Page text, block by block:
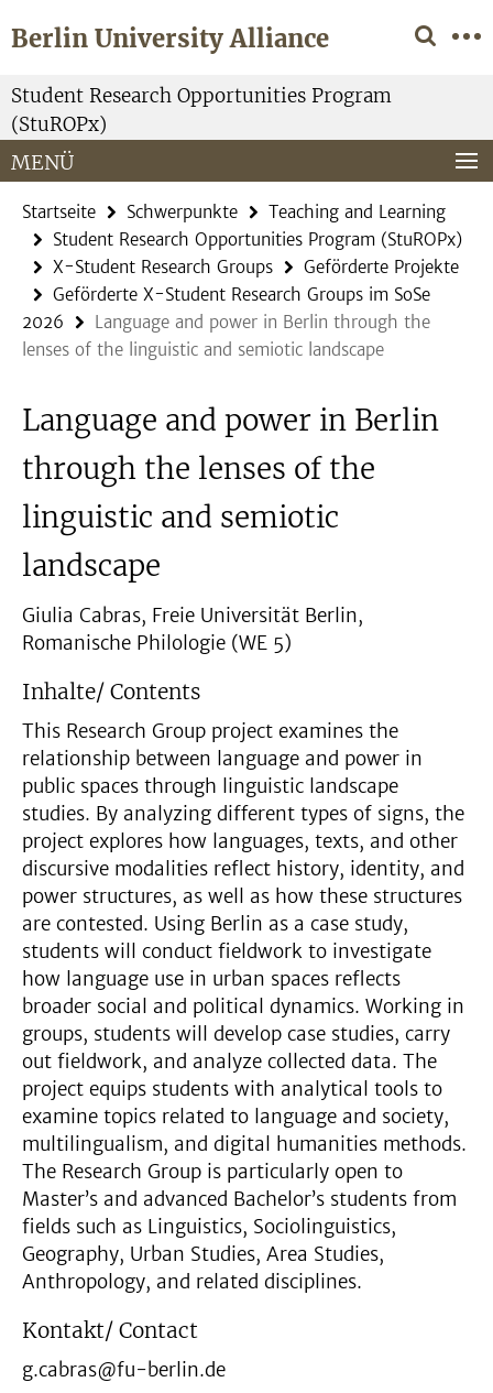
direkt
Inhalt
Berlin University Alliance
Service-
Navigation
Student Research Opportunities Program
(StuROPx)
MENÜ
Startseite Schwerpunkte
Teaching and Learning
Student Research Opportunities Program (StuROPx)
X-Student Research Groups
Geförderte Projekte
Geförderte X-Student Research Groups im SoSe
2026
Language and power in Berlin through the
lenses of the linguistic and semiotic landscape
Language and power in Berlin
through the lenses of the
linguistic and semiotic
landscape
Giulia Cabras, Freie Universität Berlin,
Romanische Philologie (WE 5)
Inhalte/ Contents
This Research Group project examines the
relationship between language and power in
public spaces through linguistic landscape
studies. By analyzing different types of signs, the
project explores how languages, texts, and other
discursive modalities reflect history, identity, and
power structures, as well as how these structures
are contested. Using Berlin as a case study,
students will conduct fieldwork to investigate
how language use in urban spaces reflects
broader social and political dynamics. Working in
groups, students will develop case studies, carry
out fieldwork, and analyze collected data. The
project equips students with analytical tools to
examine topics related to language and society,
multilingualism, and digital humanities methods.
The Research Group is particularly open to
Master’s and advanced Bachelor’s students from
fields such as Linguistics, Sociolinguistics,
Geography, Urban Studies, Area Studies,
Anthropology, and related disciplines.
Kontakt/ Contact
g.cabras@fu-berlin.de